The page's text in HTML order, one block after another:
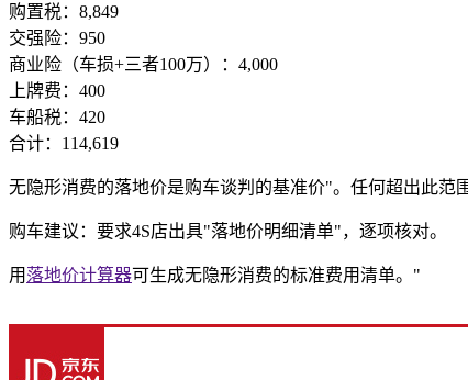
购置税：8,849
交强险：950
商业险（车损+三者100万）：4,000
上牌费：400
车船税：420
合计：114,619
无隐形消费的落地价是购车谈判的基准价"。任何超出此范
购车建议：要求4S店出具"落地价明细清单"，逐项核对。
用 落地价计算器可生成无隐形消费的标准费用清单。"